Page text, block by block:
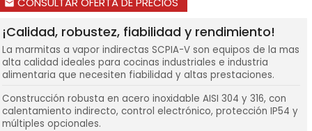
email
¡Calidad, robustez, fiabilidad y rendimiento!
La marmitas a vapor indirectas SCPIA-V son equipos de la mas
alta calidad ideales para cocinas industriales e industria
alimentaria que necesiten fiabilidad y altas prestaciones.
Construcción robusta en acero inoxidable AISI 304 y 316, con
calentamiento indirecto, control electrónico, protección IP54 y
múltiples opcionales.